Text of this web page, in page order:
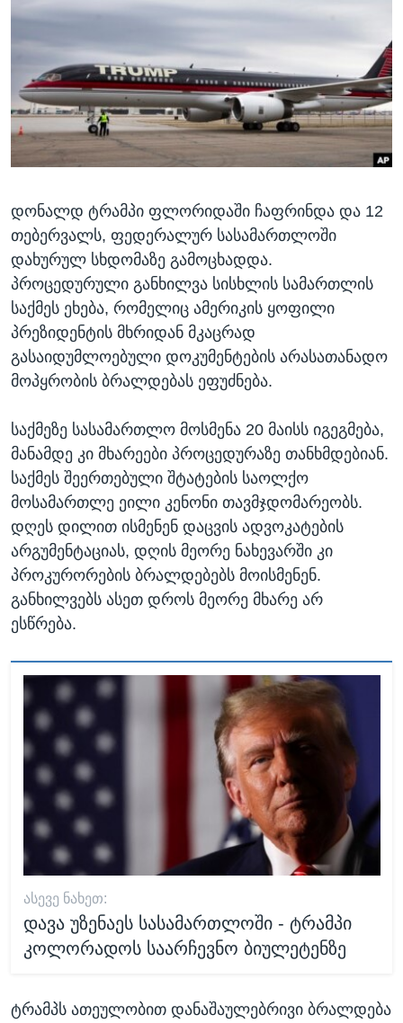
ᲡᲢᲣᲓᲘᲐ ᲕᲐᲨᲘᲜᲒᲢᲝᲜᲘ
ᲔᲙᲝᲜᲝᲛᲘᲙᲐ
ᲯᲐᲜᲛᲠᲗᲔᲚᲝᲑᲐ
ᲛᲔᲪᲜᲘᲔᲠᲔᲑᲐ
ᲘᲜᲢᲔᲠᲕᲘᲣ
ᲙᲣᲚᲢᲣᲠᲐ
ᲓᲔᲖᲘᲜᲤᲝᲠᲛᲐᲪᲘᲐ
ᲗᲕᲐᲚᲘ ᲒᲕᲐᲓᲔᲕᲜᲔᲗ
ენები
დონალდ ტრამპი ფლორიდაში ჩაფრინდა და 12
თებერვალს, ფედერალურ სასამართლოში
დახურულ სხდომაზე გამოცხადდა.
პროცედურული განხილვა სისხლის სამართლის
საქმეს ეხება, რომელიც ამერიკის ყოფილი
პრეზიდენტის მხრიდან მკაცრად
გასაიდუმლოებული დოკუმენტების არასათანადო
მოპყრობის ბრალდებას ეფუძნება.
საქმეზე სასამართლო მოსმენა 20 მაისს იგეგმება,
მანამდე კი მხარეები პროცედურაზე თანხმდებიან.
საქმეს შეერთებული შტატების საოლქო
მოსამართლე ეილი კენონი თავმჯდომარეობს.
დღეს დილით ისმენენ დაცვის ადვოკატების
არგუმენტაციას, დღის მეორე ნახევარში კი
პროკურორების ბრალდებებს მოისმენენ.
განხილვებს ასეთ დროს მეორე მხარე არ
ესწრება.
ᲐᲡᲔᲕᲔ ᲜᲐᲮᲔᲗ:
დავა უზენაეს სასამართლოში - ტრამპი
კოლორადოს საარჩევნო ბიულეტენზე
ტრამპს ათეულობით დანაშაულებრივი ბრალდება